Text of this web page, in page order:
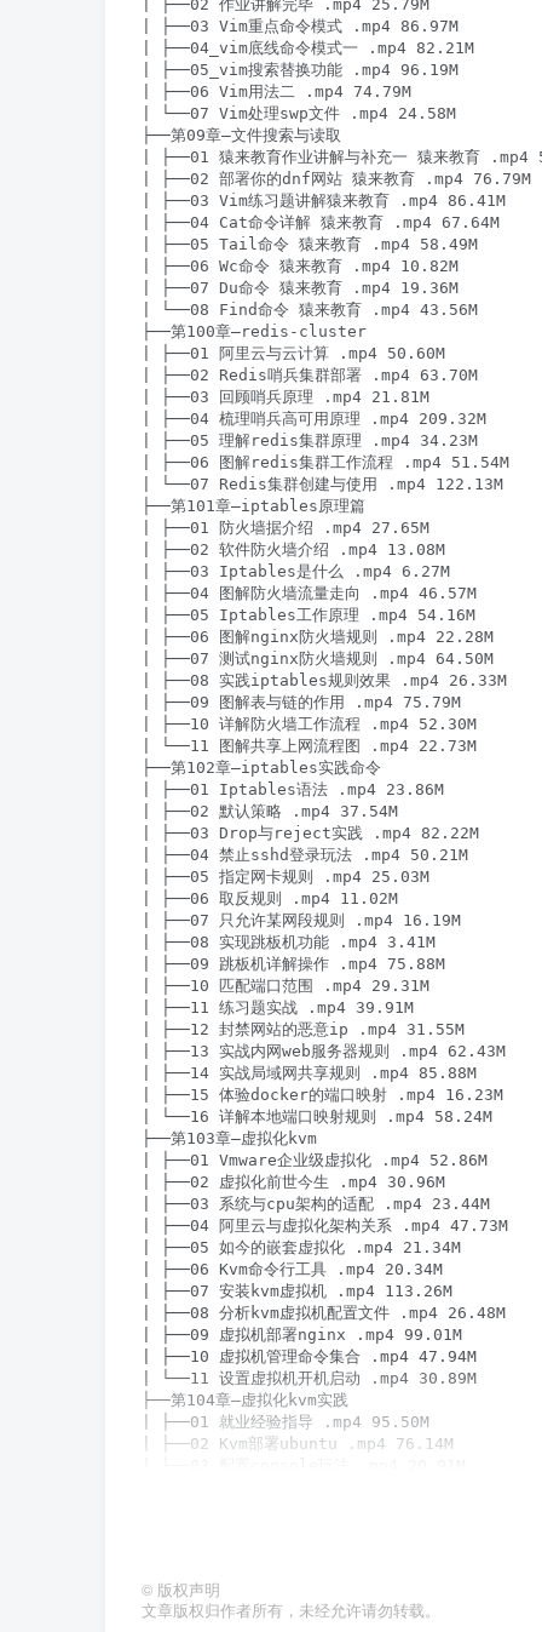
© 版权声明
文章版权归作者所有，未经允许请勿转载。